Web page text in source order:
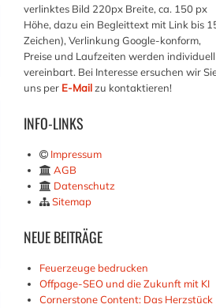
verlinktes Bild 220px Breite, ca. 150 px
Höhe, dazu ein Begleittext mit Link bis
Zeichen), Verlinkung Google-konform,
Preise und Laufzeiten werden individuell
vereinbart. Bei Interesse ersuchen wir
uns per E-Mailzu kontaktieren!
INFO-LINKS
Impressum
AGB
Datenschutz
Sitemap
NEUEBEITRÄGE
Feuerzeuge bedrucken
Offpage-SEO und die Zukunft mit KI
Cornerstone Content: Das Herzstück